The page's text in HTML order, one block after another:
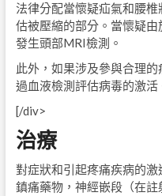
法律分配當懷疑疝氣和腰
估被壓縮的部分。當懷疑由
發生頭部MRI檢測。
此外，如果涉及參與合理
過血液檢測評估病毒的激活
[/div>
治療
對症狀和引起疼痛疾病的激
鎮痛藥物，神經嵌段（在